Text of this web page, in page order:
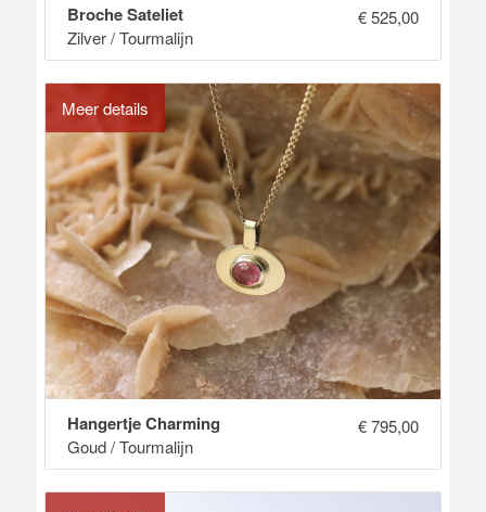
Broche Sateliet
Zilver / Tourmalijn
€525,00
Meer details
Hangertje Charming
Goud / Tourmalijn
€795,00